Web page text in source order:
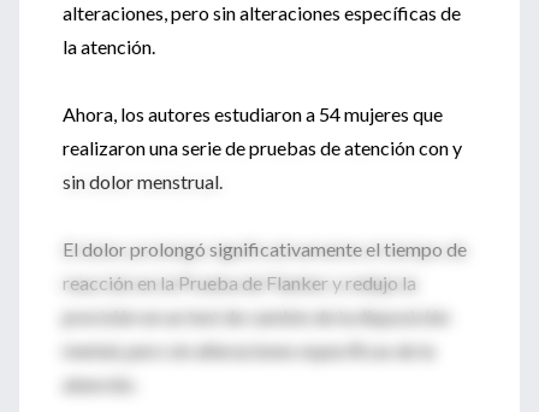
alteraciones, pero sin alteraciones específicas de
la atención.
Ahora, los autores estudiaron a 54 mujeres que
realizaron una serie de pruebas de atención con y
sin dolor menstrual.
El dolor prolongó significativamente el tiempo de
reacción en la Prueba de Flanker y redujo la
precisión en un test de cambio de la disposición
mental, pero sin alteraciones específicas de la
atención.